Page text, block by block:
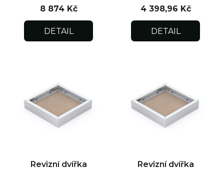
8 874 Kč
DETAIL
4 398,96 Kč
DETAIL
Revizní dvířka
Revizní dvířka